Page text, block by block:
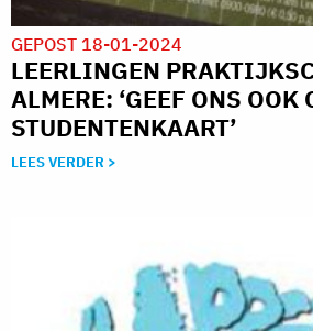
GEPOST 18-01-2024
LEERLINGEN
ALMERE: ‘GEEF ONS OOK
STUDENTENKAART’
LEES VERDER >